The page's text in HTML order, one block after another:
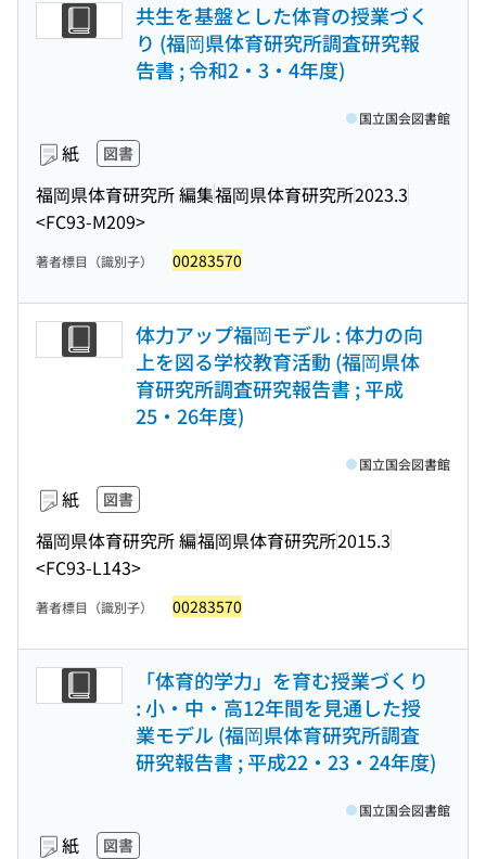
共生を基盤とした体育の授業づく
り (福岡県体育研究所調査研究報
告書 ; 令和2・3・4年度)
紙 図書
福岡県体育研究所 編集福岡県体育研究所2023.3
<FC93-M209>
国立国会図書館
著者標目（識別子） 00283570
体力アップ福岡モデル : 体力の向
上を図る学校教育活動 (福岡県体
育研究所調査研究報告書 ; 平成
25・26年度)
紙 図書
福岡県体育研究所 編福岡県体育研究所2015.3
<FC93-L143>
国立国会図書館
著者標目（識別子） 00283570
「体育的学力」を育む授業づくり
: 小・中・高12年間を見通した授
業モデル (福岡県体育研究所調査
研究報告書 ; 平成22・23・24年度)
紙 図書
国立国会図書館